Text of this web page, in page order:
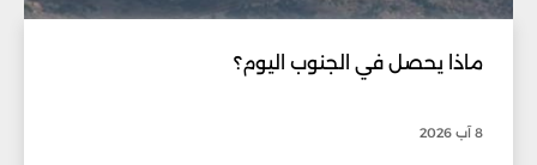
ماذا يحصل في الجنوب اليوم؟
8 آب 2026